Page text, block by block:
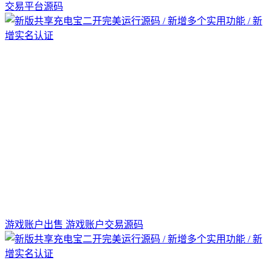
交易平台源码
游戏账户出售 游戏账户交易源码